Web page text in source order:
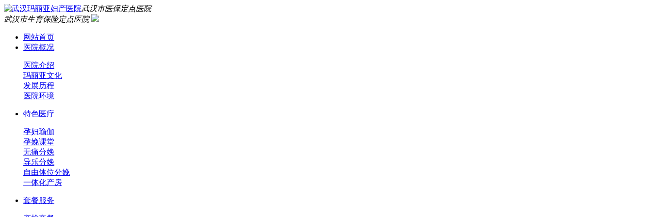
武汉市医保定点医院
武汉市生育保险定点医院
网站首页
医院概况
医院介绍
玛丽亚文化
发展历程
医院环境
特色医疗
孕妇瑜伽
孕娩课堂
无痛分娩
导乐分娩
自由体位分娩
一体化产房
套餐服务